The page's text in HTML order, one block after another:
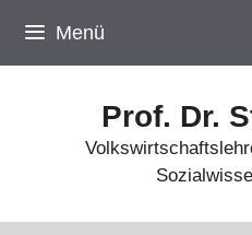
Inhalt
springen
Menü
Prof. Dr.